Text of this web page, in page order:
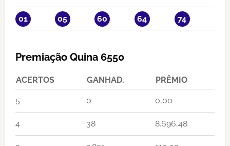
01 05 60 64 74
Premiação Quina 6550
ACERTOS GANHAD. PRÊMIO
5 0 0,00
4 38 8.696,48